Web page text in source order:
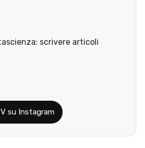
scrivere articoli
su Instagram